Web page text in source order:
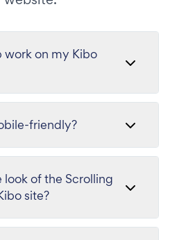
work on my Kibo
friendly?
look of the Scrolling
site?